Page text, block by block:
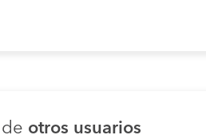
otros usuarios